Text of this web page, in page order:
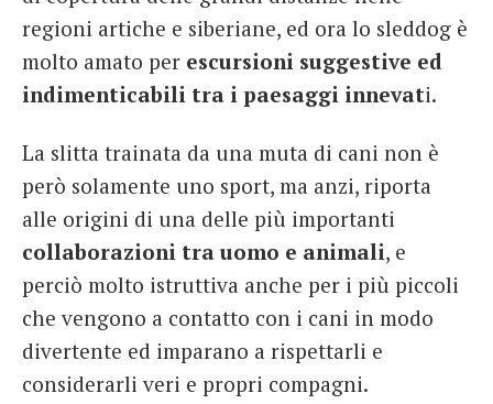
regioni artiche e siberiane, ed ora lo sleddog è
molto amato per escursioni suggestive ed
indimenticabili tra i paesaggi innevati.
La slitta trainata da una muta di cani non è
però solamente uno sport, ma anzi, riporta
alle origini di una delle più importanti
collaborazioni tra uomo e animali, e
perciò molto istruttiva anche per i più piccoli
che vengono a contatto con i cani in modo
divertente ed imparano a rispettarli e
considerarli veri e propri compagni.